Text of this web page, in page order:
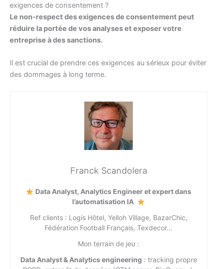
exigences de consentement ?
Le non-respect des exigences de consentement peut
réduire la portée de vos analyses et exposer votre
entreprise à des sanctions.
Il est crucial de prendre ces exigences au sérieux pour éviter
des dommages à long terme.
Franck Scandolera
Data Analyst, Analytics Engineer et expert dans
l’automatisation IA
Ref clients : Logis Hôtel, Yelloh Village, BazarChic,
Fédération Football Français, Texdecor…
Mon terrain de jeu :
Data Analyst & Analytics engineering : tracking propre